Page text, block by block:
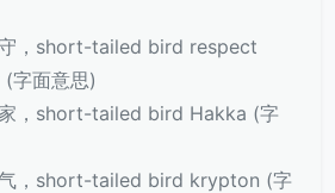
，short-tailed bird respect
字面意思)
，short-tailed bird Hakka (字
，short-tailed bird krypton (字